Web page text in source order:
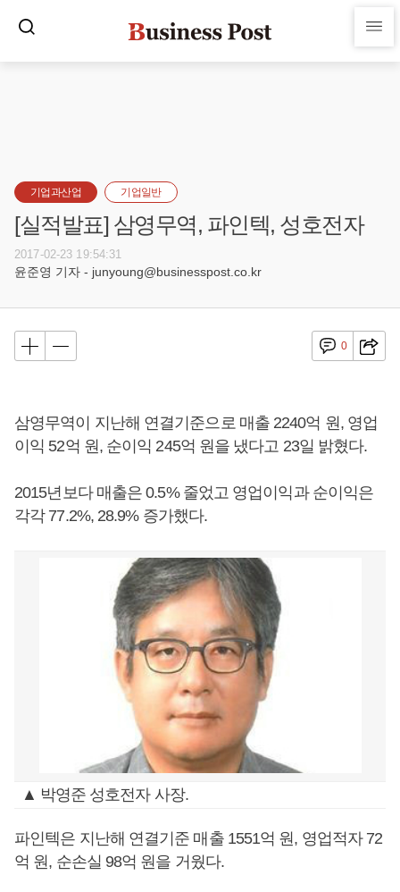
기업과산업 기업일반
[실적발표] 삼영무역, 파인텍, 성호전자
2017-02-23 19:54:31
윤준영 기자 - junyoung@businesspost.co.kr
0
삼영무역이 지난해 연결기준으로 매출 2240억 원, 영업
이익 52억 원, 순이익 245억 원을 냈다고 23일 밝혔다.
2015년보다 매출은 0.5% 줄었고 영업이익과 순이익은
각각 77.2%, 28.9% 증가했다.
▲ 박영준 성호전자 사장.
파인텍은 지난해 연결기준 매출 1551억 원, 영업적자 72
억 원, 순손실 98억 원을 거웠다.